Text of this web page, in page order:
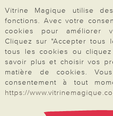
À propos de nous
Besoin d'aide?
Vitrine Magique utilise
fonctions. Avec votre
cookies pour améliorer
Cliquez sur "Accepter tous
tous les cookies ou
savoir plus et choisir vos
matière de cookies.
consentement à tout
https://